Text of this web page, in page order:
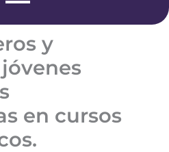
o
e
r
y
en cursos